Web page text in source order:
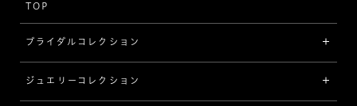
TOP
ブライダルコレクション
婚約指輪（エンゲージリング）
ジュエリーコレクション